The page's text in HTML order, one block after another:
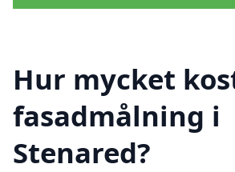
Hur mycket
fasadmålning i
Stenared?